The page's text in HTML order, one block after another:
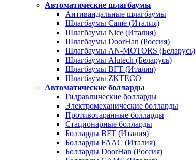
Автоматические шлагбаумы
Антивандальные шлагбаумы
Шлагбаумы Came (Италия)
Шлагбаумы Nice (Италия)
Шлагбаумы DoorHan (Россия)
Шлагбаумы AN-MOTORS (Беларусь)
Шлагбаумы Alutech (Беларусь)
Шлагбаумы BFT (Италия)
Шлагбаумы ZKTECO
Автоматические болларды
Гидравлические болларды
Электромеханические болларды
Противотаранные болларды
Стационарные болларды
Болларды BFT (Италия)
Болларды FAAC (Италия)
Болларды DoorHan (Россия)